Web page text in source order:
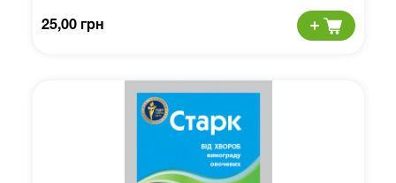
25,00 грн